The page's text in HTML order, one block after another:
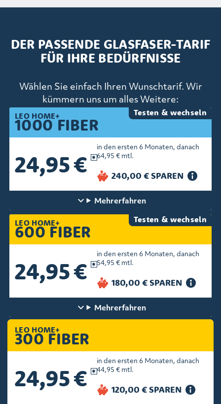
DER PASSENDE GLASFASER-TARIF
FÜR IHRE BEDÜRFNISSE
Wählen Sie einfach Ihren Wunschtarif. Wir
kümmern uns um alles Weitere:
LEO HOME+
300 FIBER
24,95 €
in den ersten 6 Monaten, danach
44,95 € mtl.
LEO HOME+
600 FIBER
Testen & wechseln
24,95 €
in den ersten 6 Monaten, danach
54,95 € mtl.
Mehrerfahren
LEO HOME+
1000 FIBER
Testen & wechseln
24,95 €
in den ersten 6 Monaten, danach
64,95 € mtl.
Mehrerfahren